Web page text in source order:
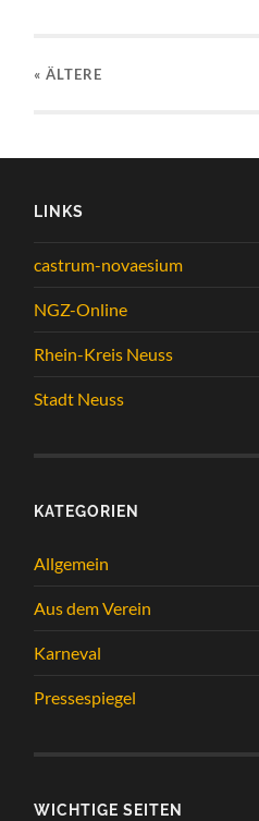
« ÄLTERE
LINKS
castrum-novaesium
NGZ-Online
Rhein-Kreis Neuss
Stadt Neuss
KATEGORIEN
Allgemein
Aus dem Verein
Karneval
Pressespiegel
WICHTIGE SEITEN